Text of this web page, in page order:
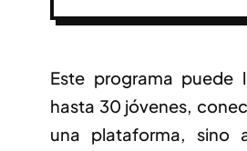
Este programa puede
hasta 30 jóvenes,
una plataforma, sino